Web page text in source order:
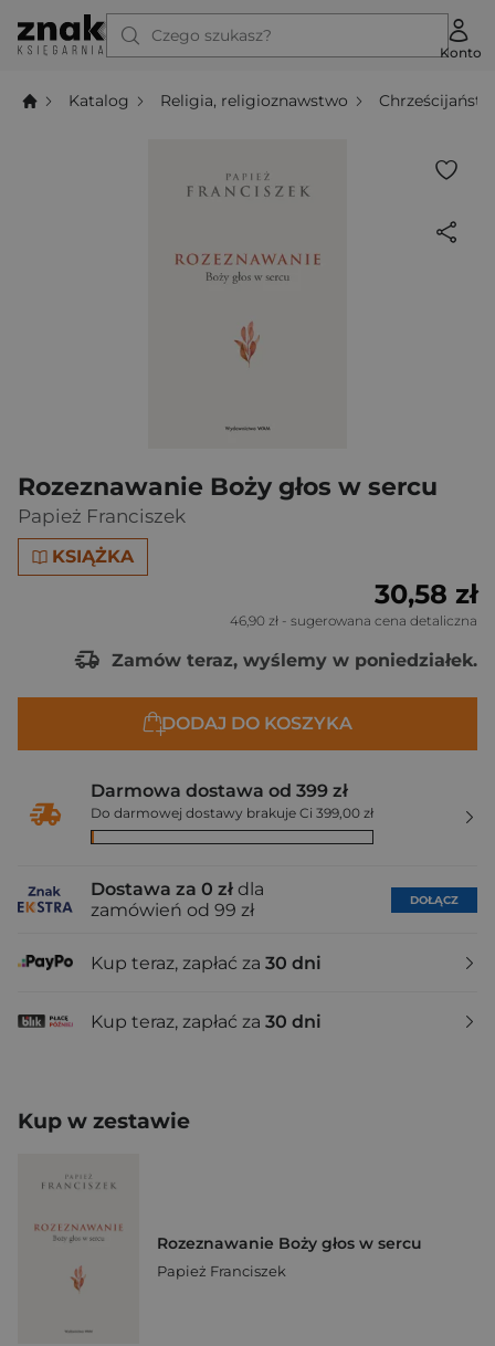
Czego szukasz?
Konto
Katalog Religia, religioznawstwo
Rozeznawanie Boży głos w sercu
Papież Franciszek
KSIĄŻKA
30,58 zł
46,90 zł - sugerowana cena detaliczna
Zamów teraz, wyślemy w poniedziałek.
DODAJ DO KOSZYKA
Darmowa dostawa od 399 zł
Do darmowej dostawy brakuje Ci 399,00 zł
Dostawa za 0 zł dla
zamówień od 99 zł
DOŁĄCZ
Kup teraz, zapłać za 30 dni
Kup teraz, zapłać za 30 dni
Kup w zestawie
Rozeznawanie Boży głos w sercu
Papież Franciszek